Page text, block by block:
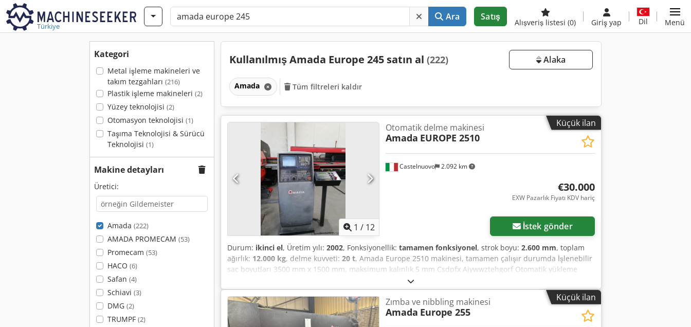
Türkiye
Ara Satış
Alışveriş listesi (0) Giriş yap Dil Menü
Kategori
Metal işleme makineleri ve
takım tezgahları (216)
Plastik işleme makineleri (2)
Yüzey teknolojisi (2)
Otomasyon teknolojisi (1)
Taşıma Teknolojisi & Sürücü
Teknolojisi (1)
Makine detayları
Üretici:
Amada (222)
AMADA PROMECAM (53)
Promecam (53)
HACO (6)
Safan (4)
Schiavi (3)
DMG (2)
TRUMPF (2)
Kullanılmış Amada Europe 245 satın al (222) Alaka
Amada Tüm filtreleri kaldır
Küçük ilan
1 / 12
Castelnuovo 2.092 km
Otomatik delme makinesi
Amada EUROPE 2510
€30.000
EXW Pazarlık Fiyatı KDV hariç
İstek gönder
Durum: ikinci el, Üretim yılı: 2002, Fonksiyonellik: tamamen fonksiyonel, strok boyu: 2.600 mm, toplam
ağırlık: 12.000 kg, delme kuvveti: 20 t, Amada Europe 2510 makinesi, tamamen çalışır durumda İşlenebilir
sac boyutları 3500 mm x 1500 mm, maksimum kalınlık 5 mm Csdpfx Ajywwztehgorf Otomatik yükleme
Küçük ilan
Zımba ve nibbling makinesi
Amada Europe 255